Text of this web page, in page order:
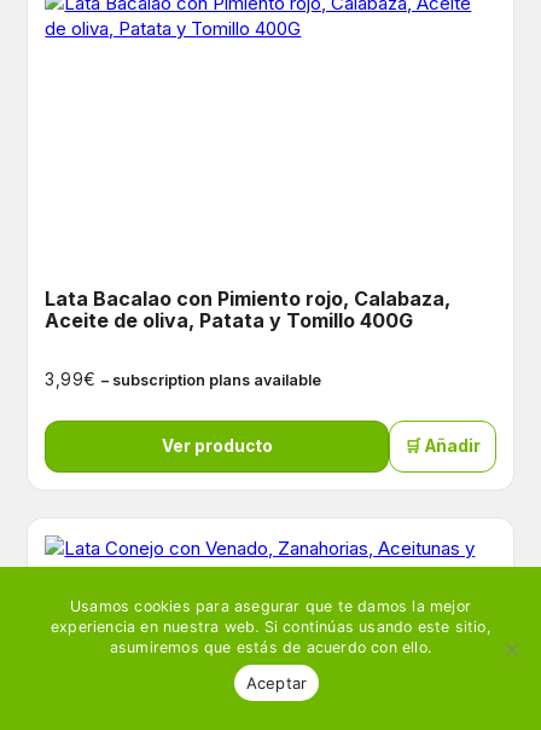
Lata Bacalao con Pimiento rojo, Calabaza,
Aceite de oliva, Patata y Tomillo 400G
3,99€ – subscription plans available
Ver producto 🛒 Añadir
Usamos cookies para asegurar que te damos la mejor
experiencia en nuestra web. Si continúas usando este sitio,
asumiremos que estás de acuerdo con ello.
Aceptar